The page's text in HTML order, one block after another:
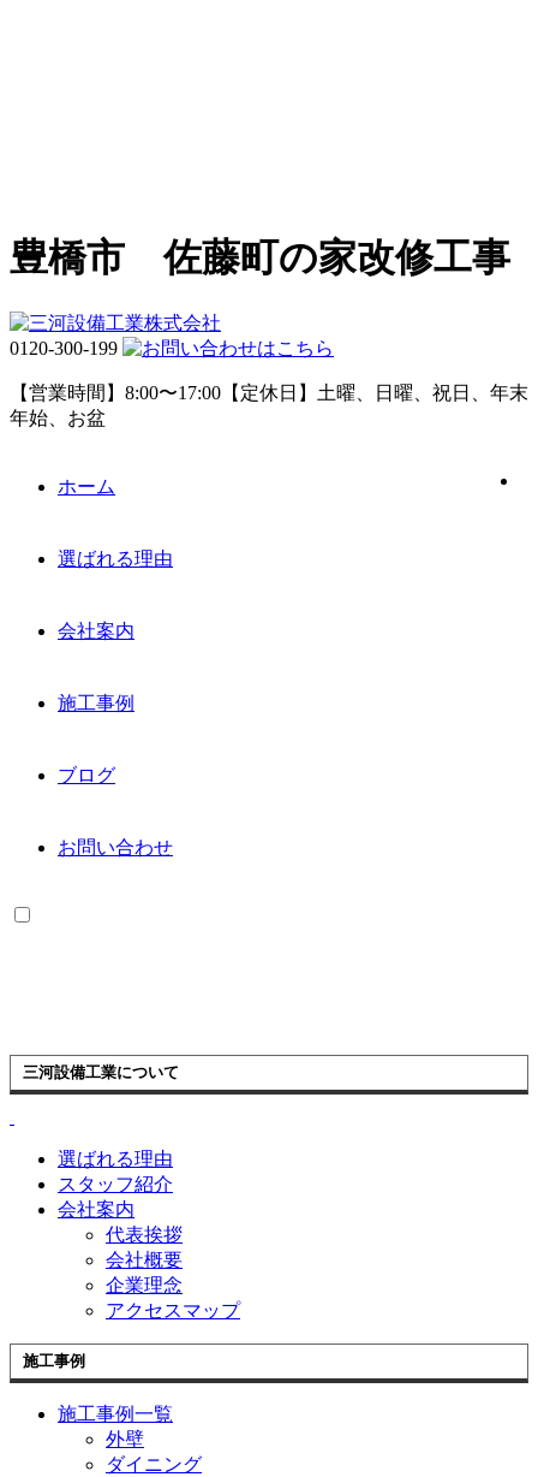
豊橋市 佐藤町の家改修工事
0120-300-199
【営業時間】8:00〜17:00【定休日】土曜、日曜、祝日、年末
年始、お盆
ホーム
選ばれる理由
会社案内
施工事例
ブログ
お問い合わせ
三河設備工業について
選ばれる理由
スタッフ紹介
会社案内
代表挨拶
会社概要
企業理念
アクセスマップ
施工事例
施工事例一覧
外壁
ダイニング